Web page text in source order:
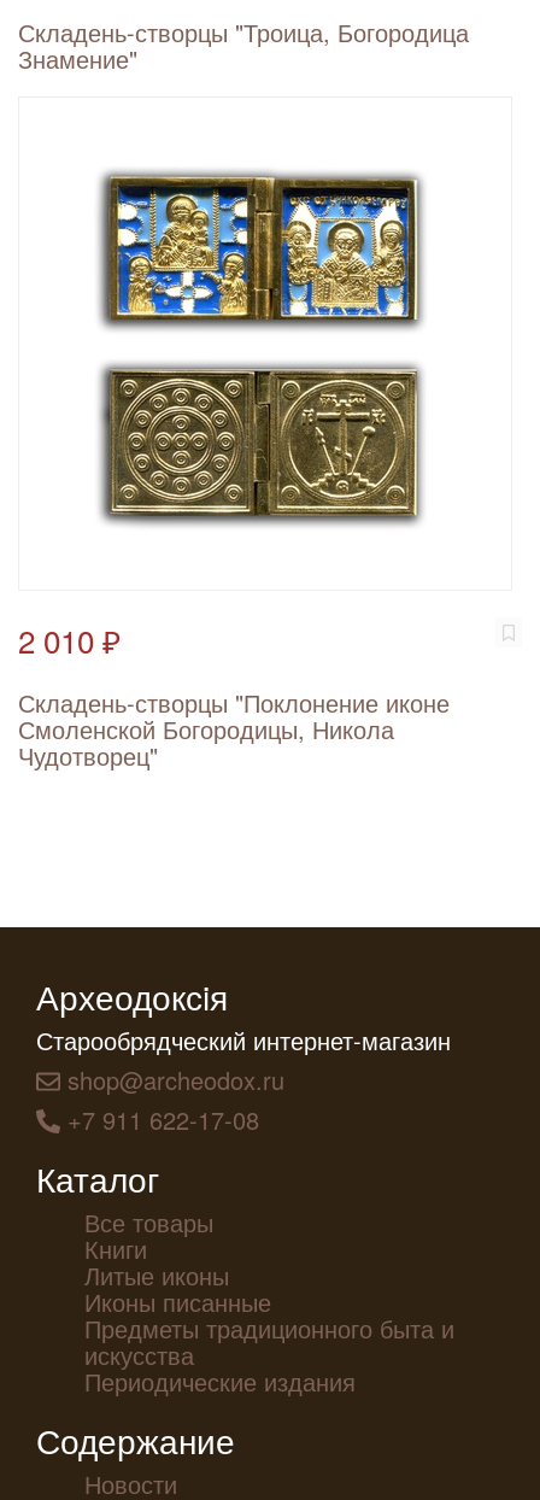
Складень-створцы "Троица, Богородица
Знамение"
2 010 ₽
Складень-створцы "Поклонение иконе
Смоленской Богородицы, Никола
Чудотворец"
Археодоксiя
Старообрядческий интернет-магазин
shop@archeodox.ru
+7 911 622-17-08
Каталог
Все товары
Книги
Литые иконы
Иконы писанные
Предметы традиционного быта и
искусства
Периодические издания
Содержание
Новости